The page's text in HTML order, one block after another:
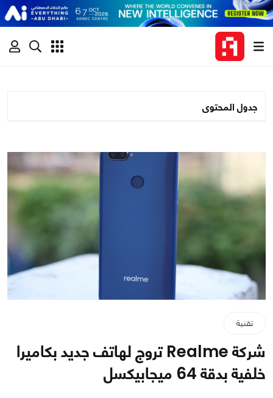
جدول المحتوى
تقنية
شركة Realme تروج لهاتف جديد بكاميرا
خلفية بدقة 64 ميجابيكسل